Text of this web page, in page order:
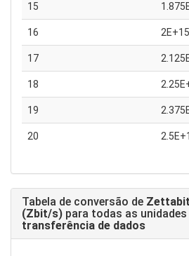
15
16 2E+15
17
18
19
20
Tabela de conversão de
(Zbit/s) para todas as unidades
transferência de dados